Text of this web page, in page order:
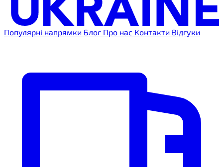
Популярні напрямки Блог Про нас Контакти Відгуки